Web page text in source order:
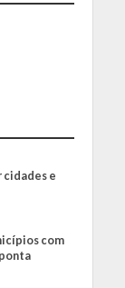
cidades e
com